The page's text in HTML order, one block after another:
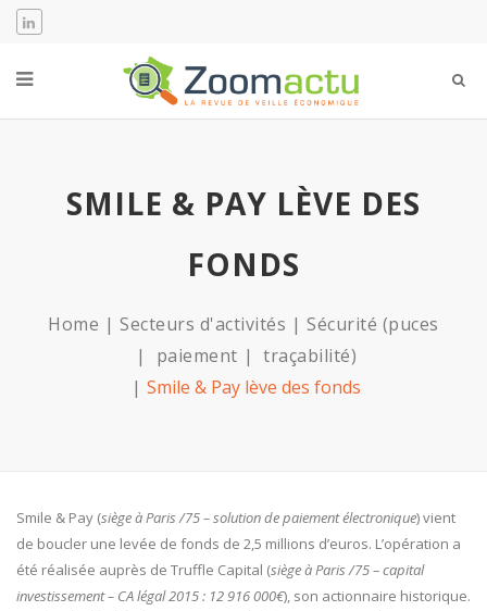
SMILE & PAY LÈVE DES
FONDS
Home Secteurs d'activités
Sécurité (puces
paiement
traçabilité)
Smile & Pay lève des fonds
Smile & Pay (siège à Paris /75 – solution de paiement électronique) vient
de boucler une levée de fonds de 2,5 millions d’euros. L’opération a
été réalisée auprès de Truffle Capital (siège à Paris /75 – capital
investissement – CA légal 2015 : 12 916 000€), son actionnaire historique.